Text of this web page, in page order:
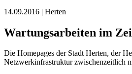
14.09.2016 | Herten
Wartungsarbeiten im
Die Homepages der Stadt Herten, der
Netzwerkinfrastruktur zwischenzeitlich